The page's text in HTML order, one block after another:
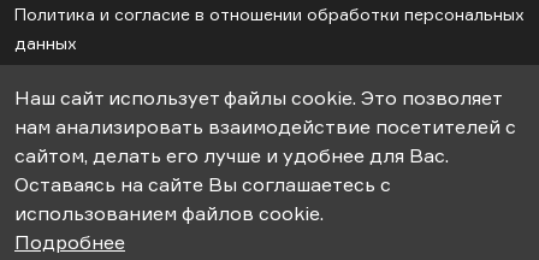
Политика и согласие в отношении обработки персональных
данных
Соглашение об использовании cookie
Карта сайта
© 2018-2026гг. ООО «СК-Апрель». Строительство дачных домов под
ключ.
Наш сайт использует файлы cookie. Это позволяет
нам анализировать взаимодействие посетителей с
сайтом, делать его лучше и удобнее для Вас.
Оставаясь на сайте Вы соглашаетесь с
использованием файлов cookie.
Подробнее